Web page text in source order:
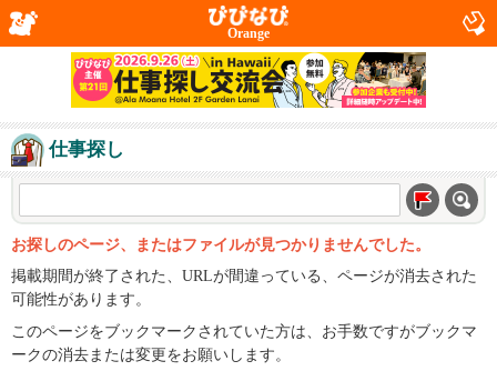
Orange
仕事探し
お探しのページ、またはファイルが見つかりませんでした。
掲載期間が終了された、URLが間違っている、ページが消去された
可能性があります。
このページをブックマークされていた方は、お手数ですがブックマ
ークの消去または変更をお願いします。